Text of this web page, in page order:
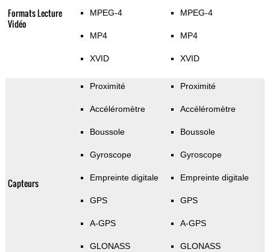
Formats Lecture
Vidéo
MPEG-4
MP4
XVID
MPEG-4
MP4
XVID
Capteurs
Proximité
Accéléromètre
Boussole
Gyroscope
Empreinte digitale
GPS
A-GPS
GLONASS
Proximité
Accéléromètre
Boussole
Gyroscope
Empreinte digitale
GPS
A-GPS
GLONASS